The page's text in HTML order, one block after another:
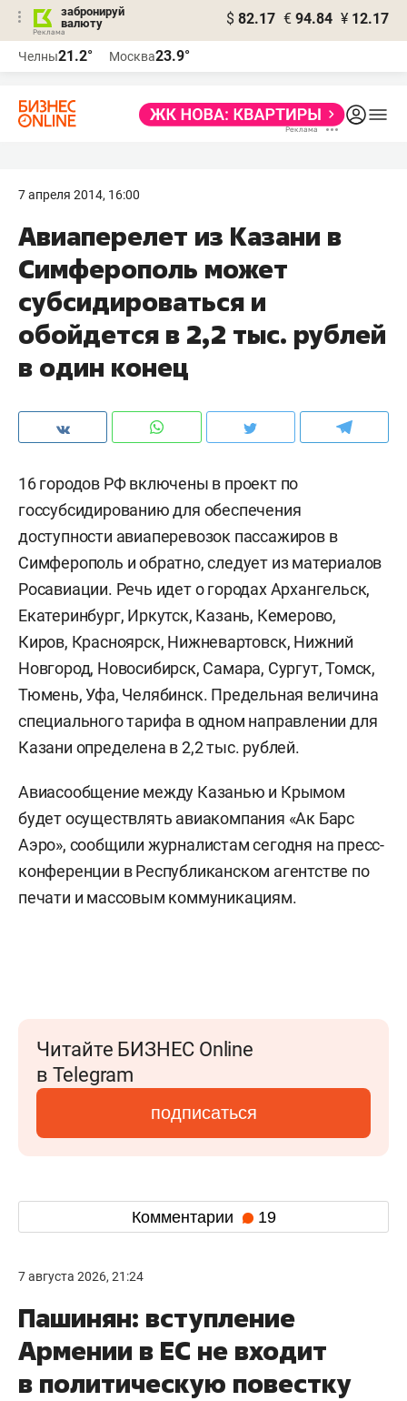
забронируй
валюту
$ 82.17 € 94.84 ¥ 12.17
Челны21.2° Москва23.9°
7 апреля 2014, 16:00
Авиаперелет из Казани в
Симферополь может
субсидироваться и
обойдется в 2,2 тыс. рублей
в один конец
16 городов РФ включены в проект по
госсубсидированию для обеспечения
доступности авиаперевозок пассажиров в
Симферополь и обратно, следует из материалов
Росавиации. Речь идет о городах Архангельск,
Екатеринбург, Иркутск, Казань, Кемерово,
Киров, Красноярск, Нижневартовск, Нижний
Новгород, Новосибирск, Самара, Сургут, Томск,
Тюмень, Уфа, Челябинск. Предельная величина
специального тарифа в одном направлении для
Казани определена в 2,2 тыс. рублей.
Авиасообщение между Казанью и Крымом
будет осуществлять авиакомпания «Ак Барс
Аэро», сообщили журналистам сегодня на пресс-
конференции в Республиканском агентстве по
печати и массовым коммуникациям.
Читайте БИЗНЕС Online
в Telegram
подписаться
Комментарии 19
7 августа 2026, 21:24
Пашинян: вступление
Армении в ЕС не входит
в политическую повестку